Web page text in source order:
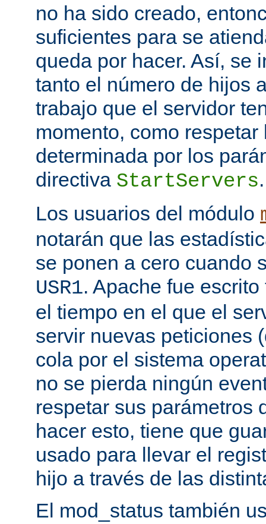
no ha sido creado,
suficientes para se
queda por hacer. Así, se
tanto el número de hijos
trabajo que el servidor
momento, como
determinada por los
directiva StartServers.
Los usuarios del módulo
notarán que las
se ponen a cero cuando
USR1. Apache fue
el tiempo en el que el
servir nuevas peticiones
cola por el sistema
no se pierda ningún
respetar sus parámetros
hacer esto, tiene que
usado para llevar el
hijo a través de las
El mod_status también